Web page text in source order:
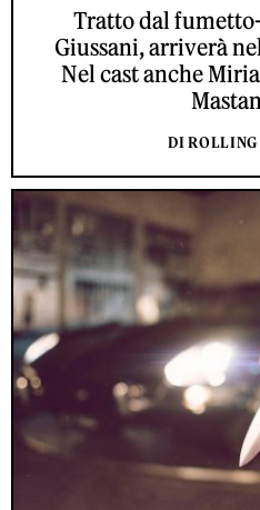
Tratto dal
Giussani, arriverà
Nel cast anche
DI ROLLING